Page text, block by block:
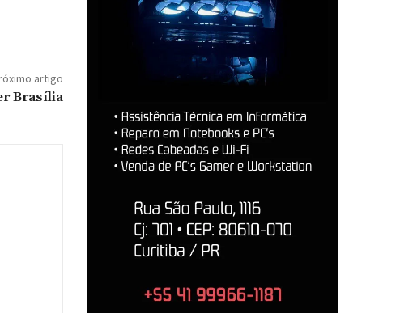
artigo
Brasília